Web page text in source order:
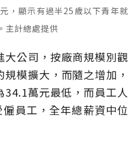
，顯示有過半25歲以下青年就
主計總處提供
公司，按廠商規模別觀
模擴大，而隨之增加，
萬元最低，而員工人
員工，全年總薪資中位